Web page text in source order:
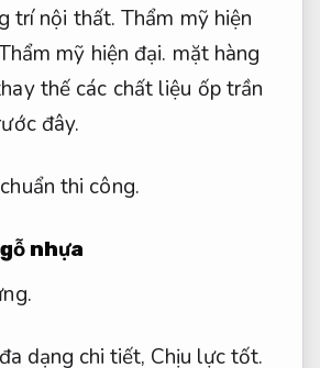
trí nội thất. Thẩm mỹ hiện
mỹ hiện đại. mặt hàng
thế các chất liệu ốp trần
đây.
thi công.
nhựa
dạng chi tiết, Chịu lực tốt.